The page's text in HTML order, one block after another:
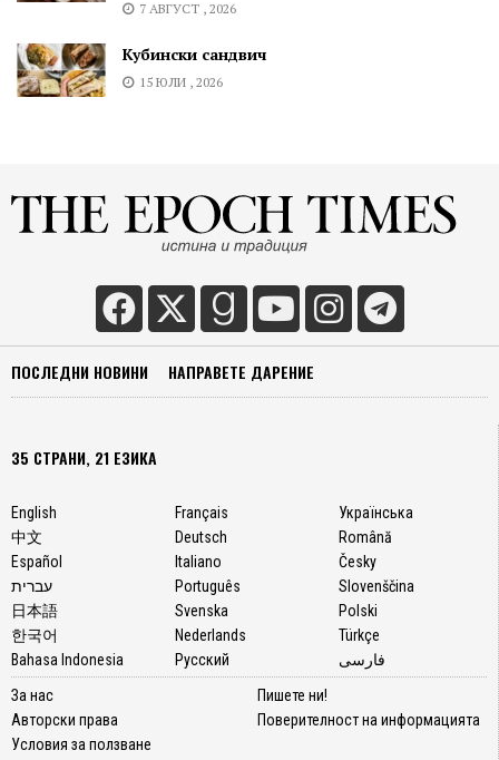
7 АВГУСТ , 2026
Кубински сандвич
15 ЮЛИ , 2026
ПОСЛЕДНИ НОВИНИ НАПРАВЕТЕ ДАРЕНИЕ
35 СТРАНИ, 21 ЕЗИКА
English
中文
Español
עברית
日本語
한국어
Bahasa Indonesia
Français
Deutsch
Italiano
Português
Svenska
Nederlands
Русский
Українська
Română
Česky
Slovenščina
Polski
Türkçe
فارسی
За нас
Авторски права
Условия за ползване
Пишете ни!
Поверителност на информацията